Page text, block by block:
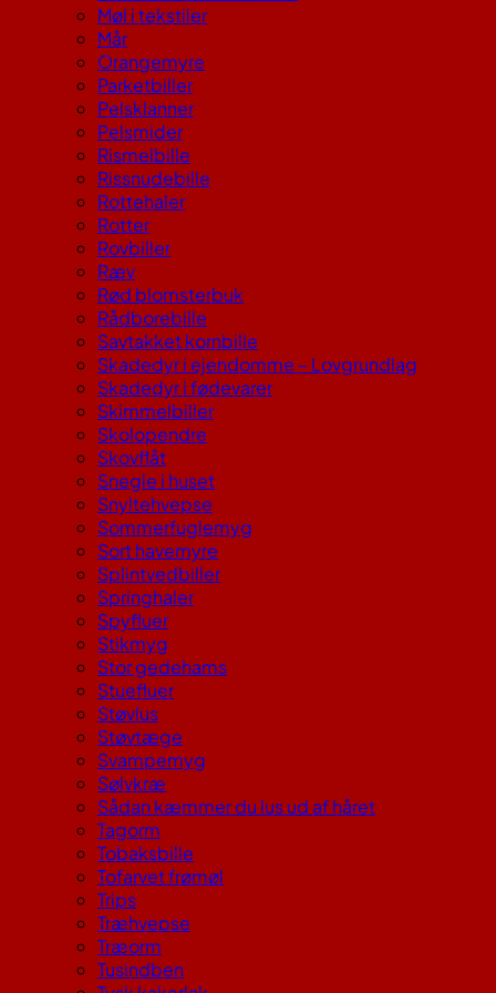
Møl i tekstiler
Mår
Orangemyre
Parketbiller
Pelsklanner
Pelsmider
Rismelbille
Rissnudebille
Rottehaler
Rotter
Rovbiller
Ræv
Rød blomsterbuk
Rådborebille
Savtakket kornbille
Skadedyr i ejendomme – Lovgrundlag
Skadedyr i fødevarer
Skimmelbiller
Skolopendre
Skovflåt
Snegle i huset
Snyltehvepse
Sommerfuglemyg
Sort havemyre
Splintvedbiller
Springhaler
Spyfluer
Stikmyg
Stor gedehams
Stuefluer
Støvlus
Støvtæge
Svampemyg
Sølvkræ
Sådan kæmmer du lus ud af håret
Tagorm
Tobaksbille
Tofarvet frømøl
Trips
Træhvepse
Træorm
Tusindben